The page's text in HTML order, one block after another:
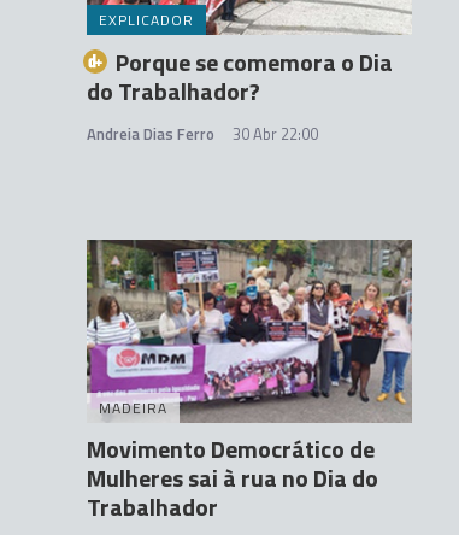
EXPLICADOR
Porque se comemora o Dia
do Trabalhador?
Andreia Dias Ferro 30 Abr 22:00
MADEIRA
Movimento Democrático de
Mulheres sai à rua no Dia do
Trabalhador